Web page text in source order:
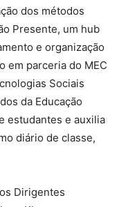
dos métodos
Presente, um hub
e organização
em parceria do MEC
Sociais
da Educação
estudantes e auxilia
diário de classe,
Dirigentes